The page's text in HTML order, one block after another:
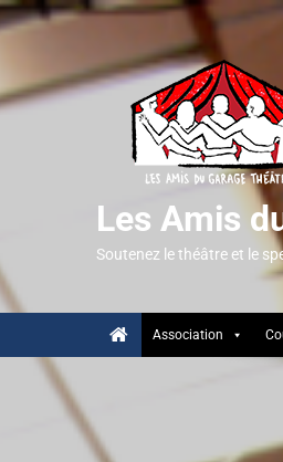
Les Amis
Soutenez le théâtre et le
Association